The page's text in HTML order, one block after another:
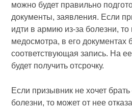
можно будет правильно
документы, заявления. Если
идти в армию из-за болезни,
медосмотра, в его документах
соответствующая запись. На
будет получить отсрочку.
Если призывник не хочет брать
болезни, то может от нее